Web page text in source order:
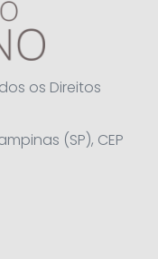
os Direitos
(SP), CEP